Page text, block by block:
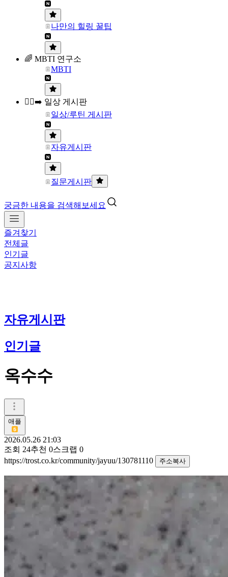
나만의 힐링 꿀팁
🌈 MBTI 연구소
MBTI
🏃‍♀️‍➡️ 일상 게시판
일상/루틴 게시판
자유게시판
질문게시판
궁금한 내용을 검색해보세요
즐겨찾기
전체글
인기글
공지사항
자유게시판
인기글
옥수수
애플
2026.05.26 21:03
조회 24추천 0스크랩 0
https://trost.co.kr/community/jayuu/130781110
주소복사